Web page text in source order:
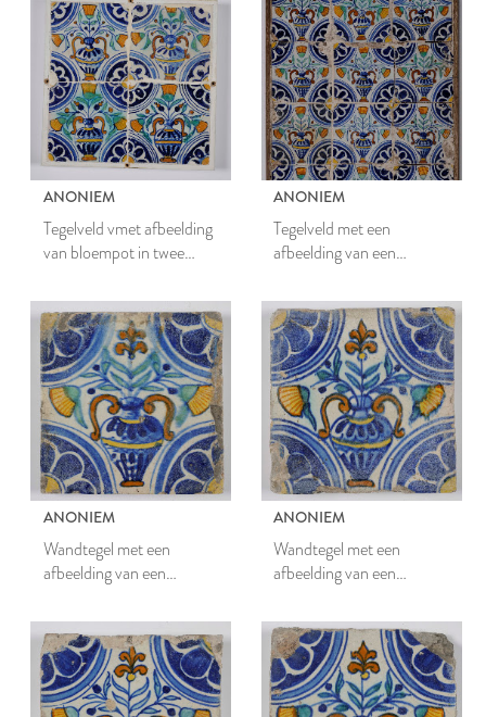
ANONIEM
Tegelveld vmet afbeelding
van bloempot in twee
ANONIEM
Tegelveld met een
afbeelding van een
goudsbloemen
ANONIEM
Wandtegel met een
afbeelding van een
ANONIEM
Wandtegel met een
afbeelding van een